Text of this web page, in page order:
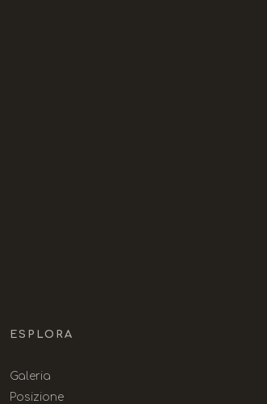
ESPLORA
Galeria
Posizione